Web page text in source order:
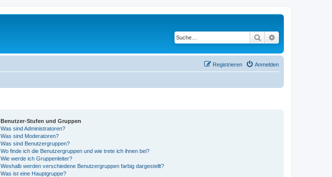
Suche
Anmelden
Registrieren
Benutzer-Stufen und Gruppen
Was sind Administratoren?
Was sind Moderatoren?
Was sind Benutzergruppen?
Wo finde ich die Benutzergruppen und wie trete ich ihnen bei?
Wie werde ich Gruppenleiter?
Weshalb werden verschiedene Benutzergruppen farbig dargestellt?
Was ist eine Hauptgruppe?